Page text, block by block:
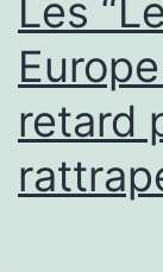
Les
retard